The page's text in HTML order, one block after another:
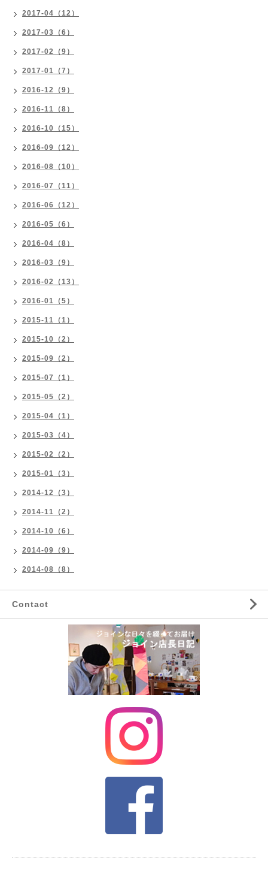
2017-04（12）
2017-03（6）
2017-02（9）
2017-01（7）
2016-12（9）
2016-11（8）
2016-10（15）
2016-09（12）
2016-08（10）
2016-07（11）
2016-06（12）
2016-05（6）
2016-04（8）
2016-03（9）
2016-02（13）
2016-01（5）
2015-11（1）
2015-10（2）
2015-09（2）
2015-07（1）
2015-05（2）
2015-04（1）
2015-03（4）
2015-02（2）
2015-01（3）
2014-12（3）
2014-11（2）
2014-10（6）
2014-09（9）
2014-08（8）
Contact